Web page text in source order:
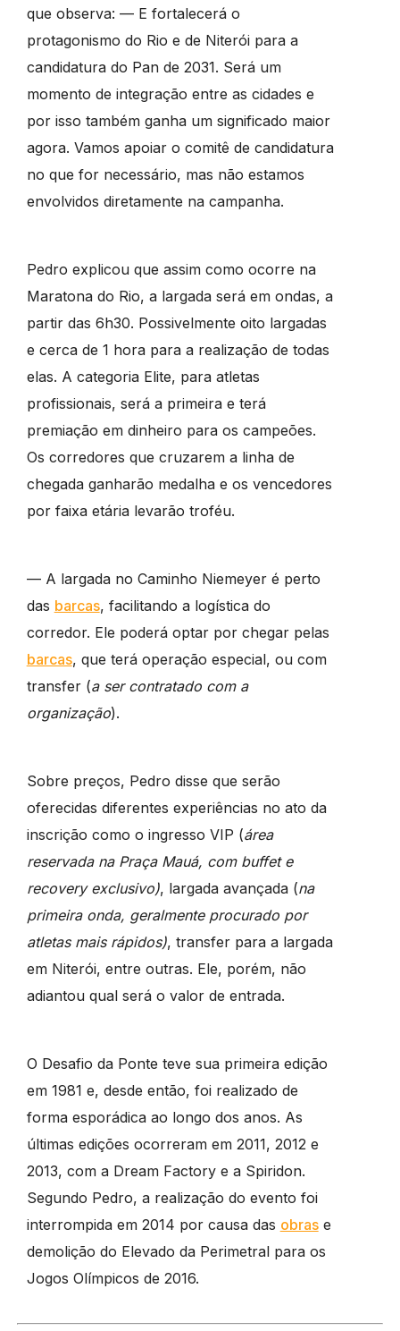
que observa: — E fortalecerá o
protagonismo do Rio e de Niterói para a
candidatura do Pan de 2031. Será um
momento de integração entre as cidades e
por isso também ganha um significado maior
agora. Vamos apoiar o comitê de candidatura
no que for necessário, mas não estamos
envolvidos diretamente na campanha.
Pedro explicou que assim como ocorre na
Maratona do Rio, a largada será em ondas, a
partir das 6h30. Possivelmente oito largadas
e cerca de 1 hora para a realização de todas
elas. A categoria Elite, para atletas
profissionais, será a primeira e terá
premiação em dinheiro para os campeões.
Os corredores que cruzarem a linha de
chegada ganharão medalha e os vencedores
por faixa etária levarão troféu.
— A largada no Caminho Niemeyer é perto
das barcas, facilitando a logística do
corredor. Ele poderá optar por chegar pelas
barcas, que terá operação especial, ou com
transfer (a ser contratado com a
organização).
Sobre preços, Pedro disse que serão
oferecidas diferentes experiências no ato da
inscrição como o ingresso VIP (área
reservada na Praça Mauá, com buffet e
recovery exclusivo), largada avançada (na
primeira onda, geralmente procurado por
atletas mais rápidos), transfer para a largada
em Niterói, entre outras. Ele, porém, não
adiantou qual será o valor de entrada.
O Desafio da Ponte teve sua primeira edição
em 1981 e, desde então, foi realizado de
forma esporádica ao longo dos anos. As
últimas edições ocorreram em 2011, 2012 e
2013, com a Dream Factory e a Spiridon.
Segundo Pedro, a realização do evento foi
interrompida em 2014 por causa das obrase
demolição do Elevado da Perimetral para os
Jogos Olímpicos de 2016.